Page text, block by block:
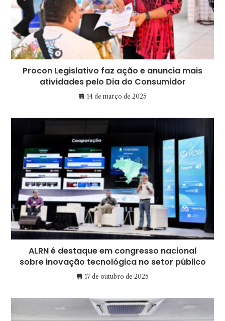
Procon Legislativo faz ação e anuncia mais
atividades pelo Dia do Consumidor
14 de março de 2025
ALRN é destaque em congresso nacional
sobre inovação tecnológica no setor público
17 de outubro de 2025